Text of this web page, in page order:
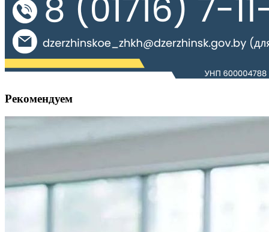
Рекомендуем